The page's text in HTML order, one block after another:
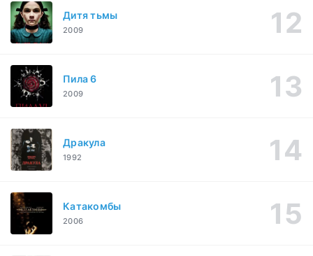
Дитя тьмы
2009
Пила 6
2009
Дракула
1992
Катакомбы
2006